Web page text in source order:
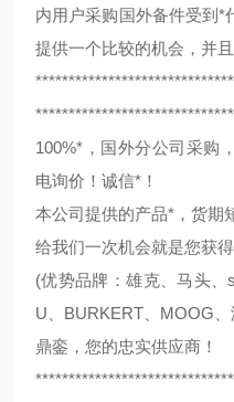
内用户采购国外备件受到*
提供一个比较的机会，并
100%*，国外分公司采购
电询价！诚信*！
本公司提供的产品*，货期
给我们一次机会就是您获
(优势品牌：雄克、马头
U、BURKERT、MOOG、
鼎銮，您的忠实供应商！